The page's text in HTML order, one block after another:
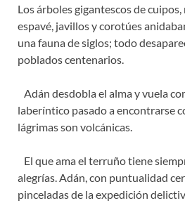
Los árboles gigantescos de
espavé, javillos y corotúes
una fauna de siglos; todo
poblados centenarios.
Adán desdobla el alma y vuela
laberíntico pasado a encontrarse
lágrimas son volcánicas.
El que ama el terruño tiene
alegrías. Adán, con puntualidad
pinceladas de la expedición